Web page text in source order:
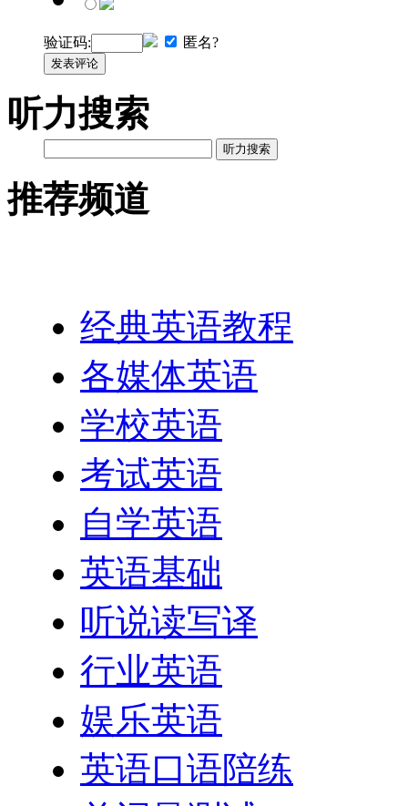
验证码: 匿名?
发表评论
听力搜索
听力搜索
推荐频道
经典英语教程
各媒体英语
学校英语
考试英语
自学英语
英语基础
听说读写译
行业英语
娱乐英语
英语口语陪练